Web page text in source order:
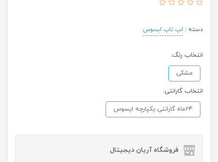
دسته : لپ تاپ ایسوس
انتخاب رنگ:
مشکی
انتخاب گارانتی:
24ماه گارانتی یکپارچه ایسوس
فروشگاه آریان دیجیتال